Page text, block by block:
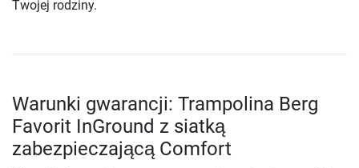
Twojej rodziny.
Warunki gwarancji: Trampolina Berg
Favorit InGround z siatką
zabezpieczającą Comfort